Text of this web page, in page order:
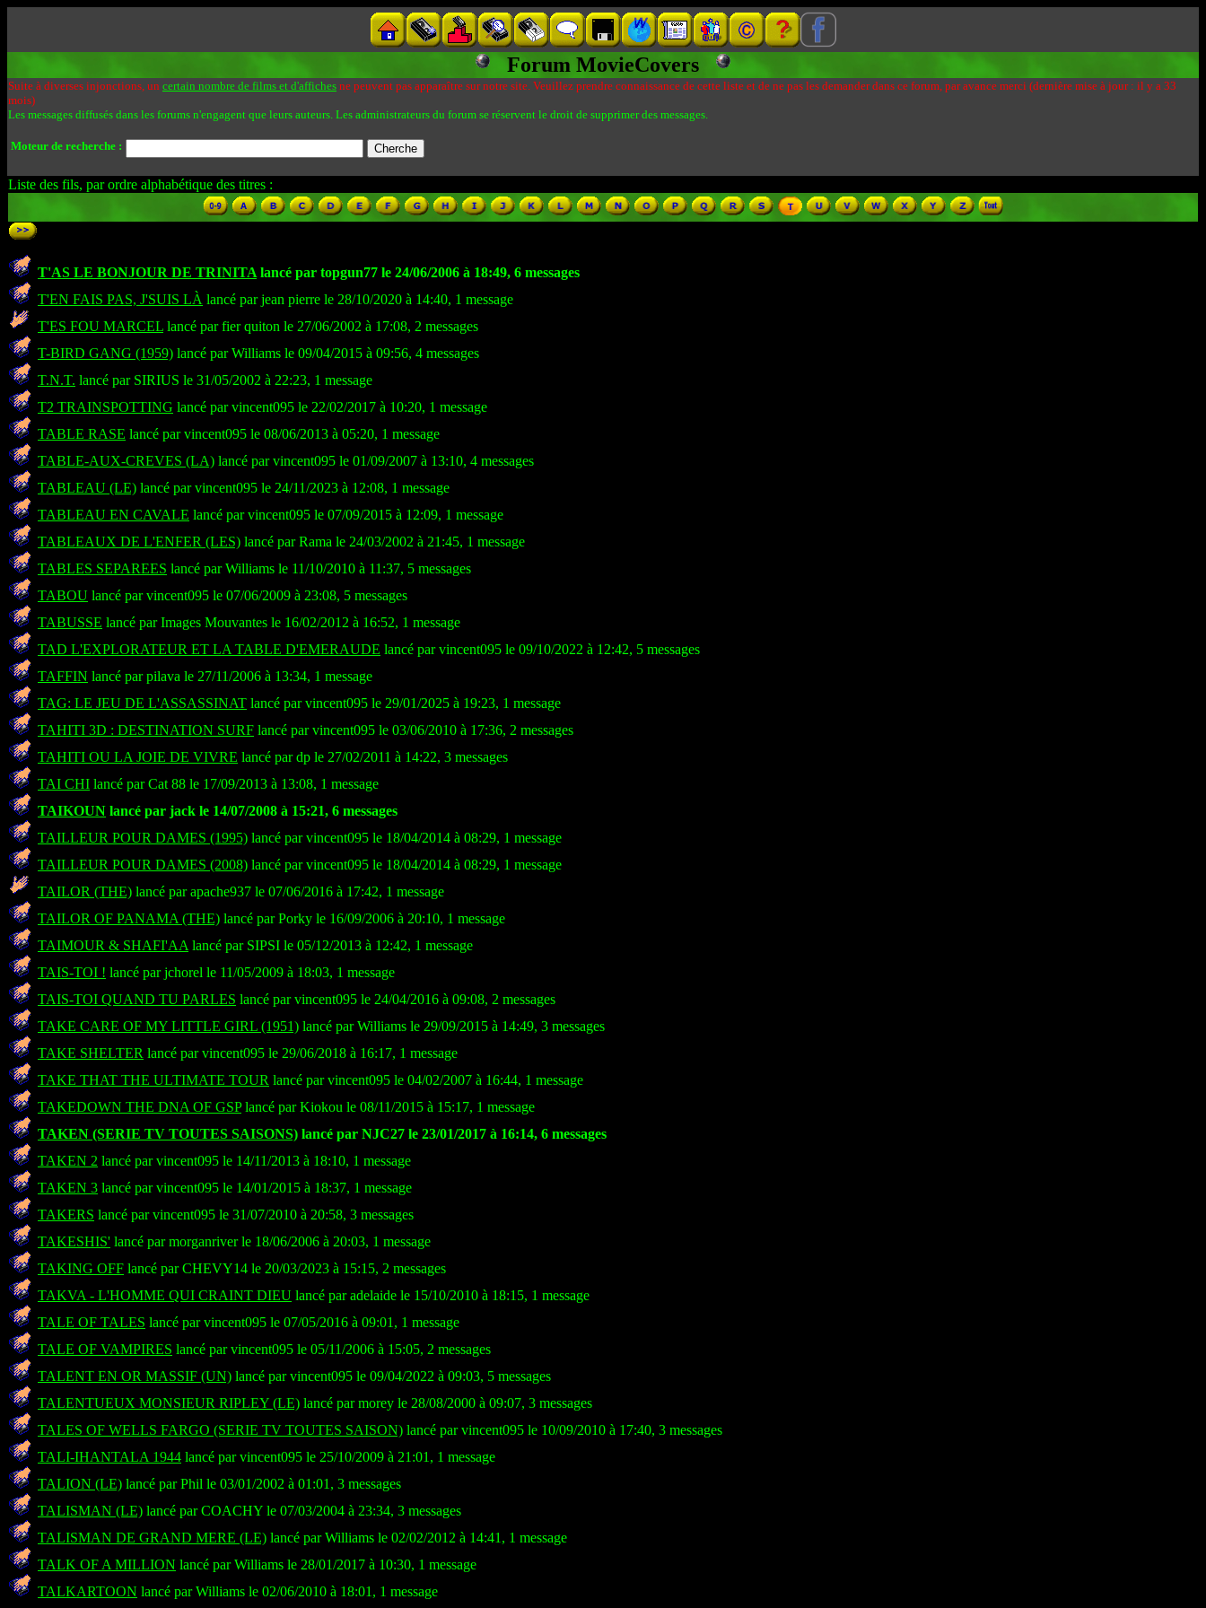
Forum MovieCovers
Suite à diverses injonctions, un certain nombre de films et d'affiches ne peuvent pas apparaître sur notre site. Veuillez prendre connaissance de cette liste et de ne pas les demander dans ce forum, par avance merci (dernière mise à jour : il y a 33
mois)
Les messages diffusés dans les forums n'engagent que leurs auteurs. Les administrateurs du forum se réservent le droit de supprimer des messages.
Moteur de recherche :
Liste des fils, par ordre alphabétique des titres :
T'AS LE BONJOUR DE TRINITA lancé par topgun77 le 24/06/2006 à 18:49, 6 messages
T'EN FAIS PAS, J'SUIS LÀ lancé par jean pierre le 28/10/2020 à 14:40, 1 message
T'ES FOU MARCEL lancé par fier quiton le 27/06/2002 à 17:08, 2 messages
T-BIRD GANG (1959) lancé par Williams le 09/04/2015 à 09:56, 4 messages
T.N.T. lancé par SIRIUS le 31/05/2002 à 22:23, 1 message
T2 TRAINSPOTTING lancé par vincent095 le 22/02/2017 à 10:20, 1 message
TABLE RASE lancé par vincent095 le 08/06/2013 à 05:20, 1 message
TABLE-AUX-CREVES (LA) lancé par vincent095 le 01/09/2007 à 13:10, 4 messages
TABLEAU (LE) lancé par vincent095 le 24/11/2023 à 12:08, 1 message
TABLEAU EN CAVALE lancé par vincent095 le 07/09/2015 à 12:09, 1 message
TABLEAUX DE L'ENFER (LES) lancé par Rama le 24/03/2002 à 21:45, 1 message
TABLES SEPAREES lancé par Williams le 11/10/2010 à 11:37, 5 messages
TABOU lancé par vincent095 le 07/06/2009 à 23:08, 5 messages
TABUSSE lancé par Images Mouvantes le 16/02/2012 à 16:52, 1 message
TAD L'EXPLORATEUR ET LA TABLE D'EMERAUDE lancé par vincent095 le 09/10/2022 à 12:42, 5 messages
TAFFIN lancé par pilava le 27/11/2006 à 13:34, 1 message
TAG: LE JEU DE L'ASSASSINAT lancé par vincent095 le 29/01/2025 à 19:23, 1 message
TAHITI 3D : DESTINATION SURF lancé par vincent095 le 03/06/2010 à 17:36, 2 messages
TAHITI OU LA JOIE DE VIVRE lancé par dp le 27/02/2011 à 14:22, 3 messages
TAI CHI lancé par Cat 88 le 17/09/2013 à 13:08, 1 message
TAIKOUN lancé par jack le 14/07/2008 à 15:21, 6 messages
TAILLEUR POUR DAMES (1995) lancé par vincent095 le 18/04/2014 à 08:29, 1 message
TAILLEUR POUR DAMES (2008) lancé par vincent095 le 18/04/2014 à 08:29, 1 message
TAILOR (THE) lancé par apache937 le 07/06/2016 à 17:42, 1 message
TAILOR OF PANAMA (THE) lancé par Porky le 16/09/2006 à 20:10, 1 message
TAIMOUR & SHAFI'AA lancé par SIPSI le 05/12/2013 à 12:42, 1 message
TAIS-TOI ! lancé par jchorel le 11/05/2009 à 18:03, 1 message
TAIS-TOI QUAND TU PARLES lancé par vincent095 le 24/04/2016 à 09:08, 2 messages
TAKE CARE OF MY LITTLE GIRL (1951) lancé par Williams le 29/09/2015 à 14:49, 3 messages
TAKE SHELTER lancé par vincent095 le 29/06/2018 à 16:17, 1 message
TAKE THAT THE ULTIMATE TOUR lancé par vincent095 le 04/02/2007 à 16:44, 1 message
TAKEDOWN THE DNA OF GSPlancé par Kiokou le 08/11/2015 à 15:17, 1 message
TAKEN (SERIE TV TOUTES SAISONS) lancé par NJC27 le 23/01/2017 à 16:14, 6 messages
TAKEN 2 lancé par vincent095 le 14/11/2013 à 18:10, 1 message
TAKEN 3 lancé par vincent095 le 14/01/2015 à 18:37, 1 message
TAKERS lancé par vincent095 le 31/07/2010 à 20:58, 3 messages
TAKESHIS' lancé par morganriver le 18/06/2006 à 20:03, 1 message
TAKING OFF lancé par CHEVY14 le 20/03/2023 à 15:15, 2 messages
TAKVA - L'HOMME QUI CRAINT DIEU lancé par adelaide le 15/10/2010 à 18:15, 1 message
TALE OF TALES lancé par vincent095 le 07/05/2016 à 09:01, 1 message
TALE OF VAMPIRES lancé par vincent095 le 05/11/2006 à 15:05, 2 messages
TALENT EN OR MASSIF (UN) lancé par vincent095 le 09/04/2022 à 09:03, 5 messages
TALENTUEUX MONSIEUR RIPLEY (LE) lancé par morey le 28/08/2000 à 09:07, 3 messages
TALES OF WELLS FARGO (SERIE TV TOUTES SAISON) lancé par vincent095 le 10/09/2010 à 17:40, 3 messages
TALI-IHANTALA 1944 lancé par vincent095 le 25/10/2009 à 21:01, 1 message
TALION (LE) lancé par Phil le 03/01/2002 à 01:01, 3 messages
TALISMAN (LE) lancé par COACHY le 07/03/2004 à 23:34, 3 messages
TALISMAN DE GRAND MERE (LE) lancé par Williams le 02/02/2012 à 14:41, 1 message
TALK OF A MILLION lancé par Williams le 28/01/2017 à 10:30, 1 message
TALKARTOON lancé par Williams le 02/06/2010 à 18:01, 1 message